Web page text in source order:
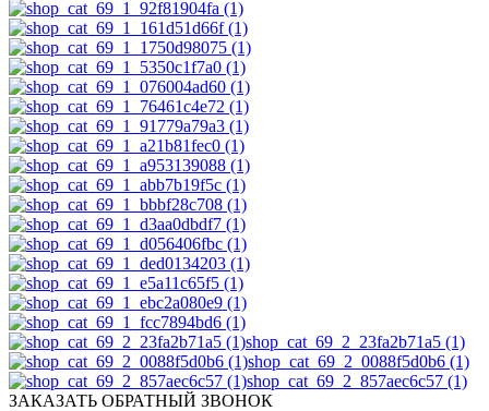
shop_cat_69_2_23fa2b71a5 (1)
shop_cat_69_2_0088f5d0b6 (1)
shop_cat_69_2_857aec6c57 (1)
ЗАКАЗАТЬ ОБРАТНЫЙ ЗВОНОК